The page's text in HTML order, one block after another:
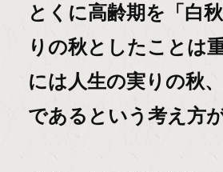
とくに高齢期を「白
りの秋としたことは
には人生の実りの秋
であるという考え方